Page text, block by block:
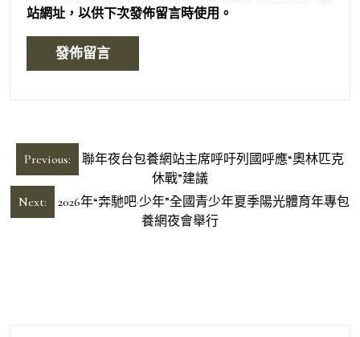
站網址，以供下次發佈留言時使用。
文
章
導
Previous:
聯年夜台包養網站主席呼吁列國呼應“奧林匹克
休戰”建議
Next:
2026年“奔馳吧·少年”全國青少年夏季陽光體育年專包
養網夜會舉行